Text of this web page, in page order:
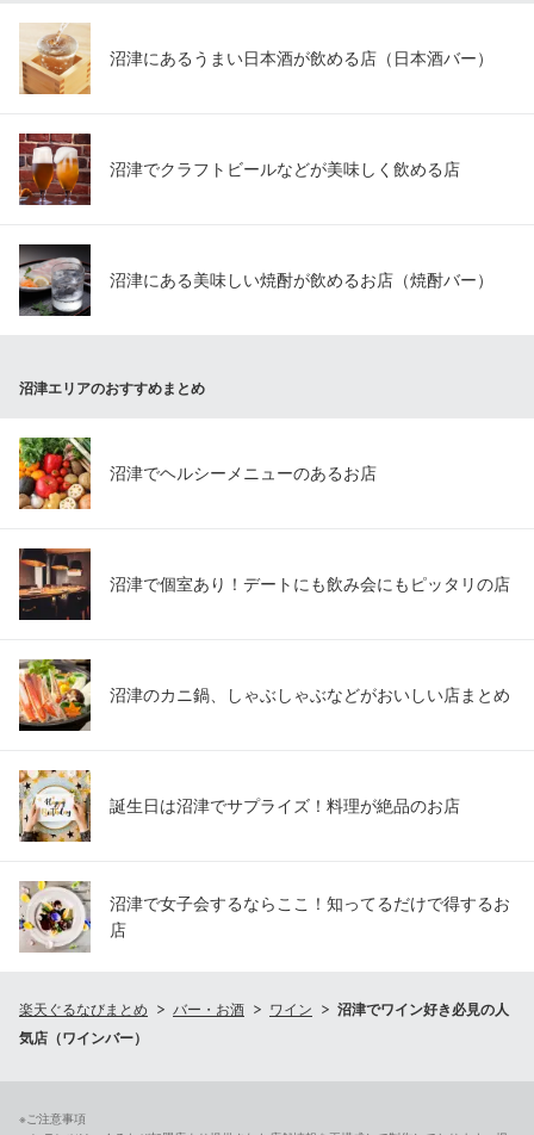
沼津にあるうまい日本酒が飲める店（日本酒バー）
沼津でクラフトビールなどが美味しく飲める店
沼津にある美味しい焼酎が飲めるお店（焼酎バー）
沼津エリアのおすすめまとめ
沼津でヘルシーメニューのあるお店
沼津で個室あり！デートにも飲み会にもピッタリの店
沼津のカニ鍋、しゃぶしゃぶなどがおいしい店まとめ
誕生日は沼津でサプライズ！料理が絶品のお店
沼津で女子会するならここ！知ってるだけで得するお
店
楽天ぐるなびまとめ バー・お酒 ワイン
沼津でワイン好き必見の人
気店（ワインバー）
※ご注意事項